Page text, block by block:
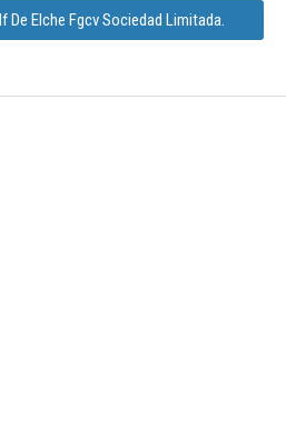
Elche Fgcv Sociedad Limitada.